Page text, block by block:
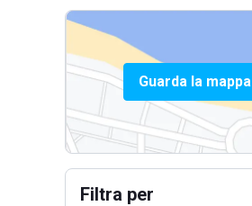
Guarda la mappa
Filtra per